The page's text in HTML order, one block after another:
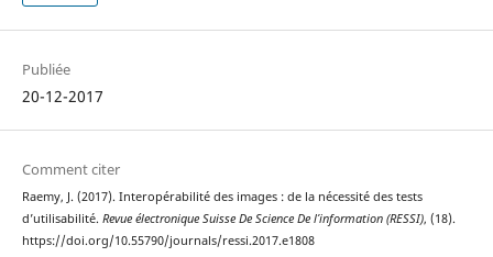
Publiée
20-12-2017
Comment citer
Raemy, J. (2017). Interopérabilité des images : de la nécessité des tests
d’utilisabilité. Revue électronique Suisse De Science De l’information (RESSI), (18).
https://doi.org/10.55790/journals/ressi.2017.e1808